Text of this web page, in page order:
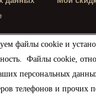
файлы cookie и
Файлы cookie,
персональных
телефонов и прочих